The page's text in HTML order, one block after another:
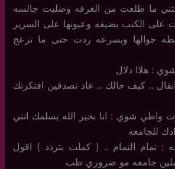
ما طلعت من الغرفه وضليت جالسه
على الكنب بضيقه وعيونها على السرير
جوالها وبسرعه ردت حتى ما تزعج
: هلاا دلال
انفال .. كيف حالك .. عاد تصدقين افتكرتك
واطي شوي : انا بخير الله يسلمك انتي
للجامعه
: تمام التمام .. ( كملت بتردد ) اقول
جامعه مو ضروري طب